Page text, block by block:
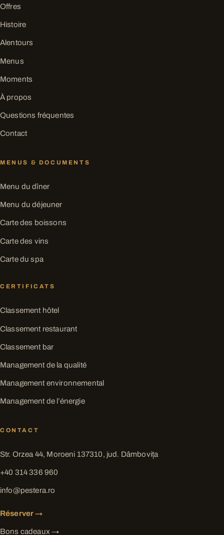
Offres
Histoire
Alentours
Menus
Moments
À propos
Questions fréquentes
Contact
MENUS & DOCUMENTS
Menu du dîner
Menu du déjeuner
Carte des boissons
Carte des vins
Carte du spa
CERTIFICATS
Classement hôtel
Classement restaurant
Classement bar
Management de la qualité
Management environnemental
Management de l’énergie
CONTACT
Str. Orzea 44, Moroeni 137310, jud. Dâmbovița
+40 314 336 960
info@pestera.ro
Réserver →
Bons cadeaux →